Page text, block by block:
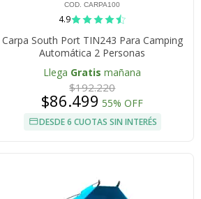
COD. CARPA100
4.9
Carpa South Port TIN243 Para Camping
Automática 2 Personas
Llega Gratis mañana
$192.220
$86.499 55% OFF
DESDE 6 CUOTAS SIN INTERÉS